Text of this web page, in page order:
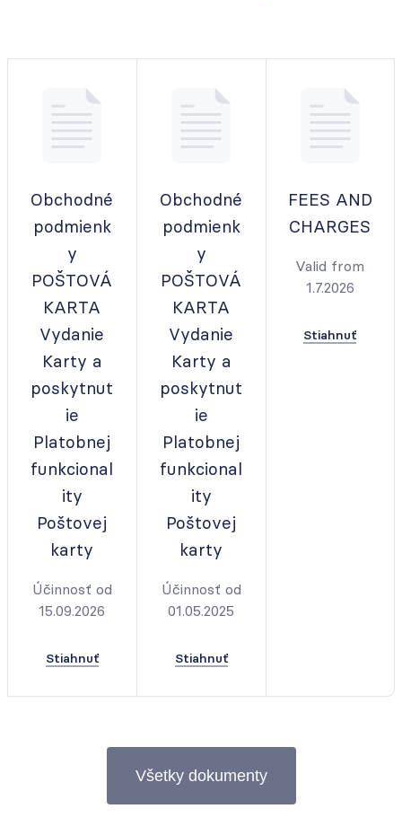
Obchodné
podmienk
y
POŠTOVÁ
KARTA
Vydanie
Karty a
poskytnut
ie
Platobnej
funkcional
ity
Poštovej
karty
Účinnosť od
15.09.2026
Stiahnuť
Obchodné
podmienk
y
POŠTOVÁ
KARTA
Vydanie
Karty a
poskytnut
ie
Platobnej
funkcional
ity
Poštovej
karty
Účinnosť od
01.05.2025
Stiahnuť
FEES AND
CHARGES
Valid from
1.7.2026
Stiahnuť
Všetky dokumenty